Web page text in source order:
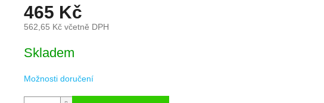
465 Kč
562,65 Kč včetně DPH
cena:
Skladem
Možnosti doručení